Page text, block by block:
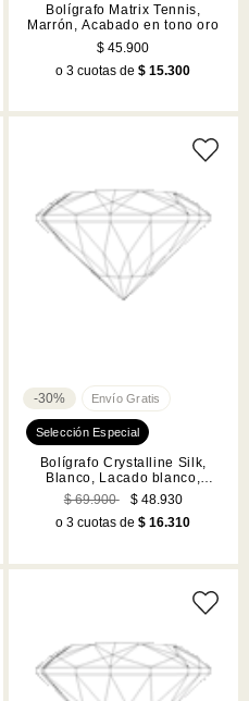
Bolígrafo Matrix Tennis,
Marrón, Acabado en tono oro
$ 45.900
o 3 cuotas de$ 15.300
-30%
Bolígrafo Crystalline Silk,
Blanco, Lacado blanco,
cromado
$ 69.900
$ 48.930
o 3 cuotas de$ 16.310